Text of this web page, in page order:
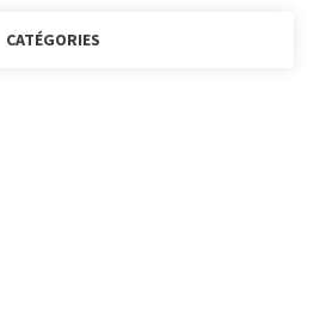
CATÉGORIES